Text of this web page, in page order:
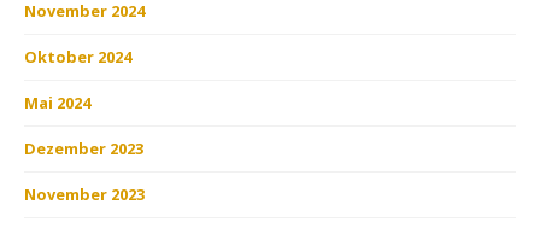
November 2024
Oktober 2024
Mai 2024
Dezember 2023
November 2023